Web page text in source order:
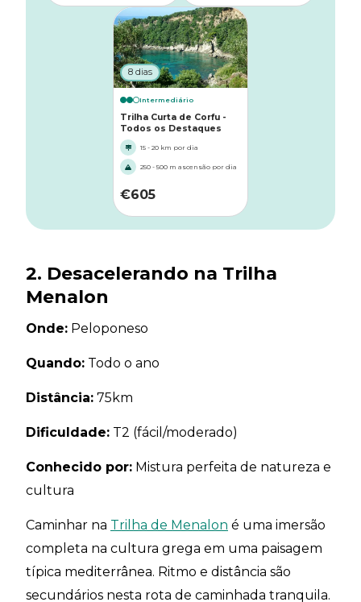
8 dias
Intermediário
Trilha Curta de Corfu -
Todos os Destaques
15 - 20 km por dia
250 - 500 m ascensão por dia
€605
2. Desacelerando na Trilha
Menalon
Onde: Peloponeso
Quando: Todo o ano
Distância: 75km
Dificuldade: T2 (fácil/moderado)
Conhecido por: Mistura perfeita de natureza e
cultura
Caminhar na Trilha de Menalon é uma imersão
completa na cultura grega em uma paisagem
típica mediterrânea. Ritmo e distância são
secundários nesta rota de caminhada tranquila.